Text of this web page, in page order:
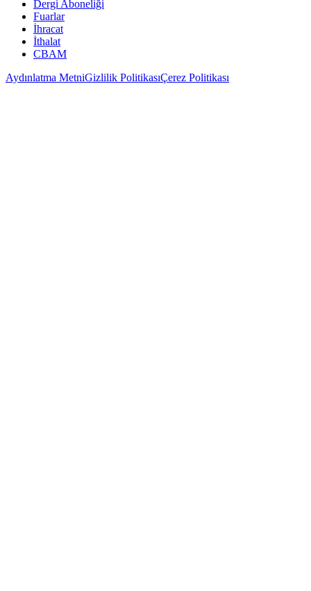
Dergi Aboneliği
Fuarlar
İhracat
İthalat
CBAM
Aydınlatma MetniGizlilik PolitikasıÇerez Politikası